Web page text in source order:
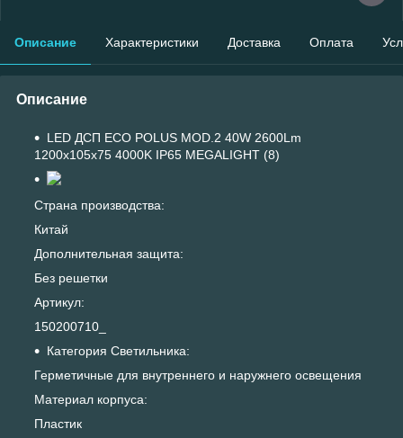
Описание Характеристики Доставка Оплата
Описание
LED ДСП ECO POLUS MOD.2 40W 2600Lm
1200x105x75 4000K IP65 MEGALIGHT (8)
Страна производства:
Китай
Дополнительная защита:
Без решетки
Артикул:
150200710_
Категория Светильника:
Герметичные для внутреннего и наружнего освещения
Материал корпуса:
Пластик